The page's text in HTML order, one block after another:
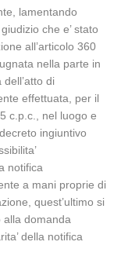
lamentando
che e’ stato
all’articolo 360
nella parte in
di
effettuata, per il
c.p.c., nel luogo e
ingiuntivo
notifica
a mani proprie di
quest’ultimo si
alla domanda
della notifica